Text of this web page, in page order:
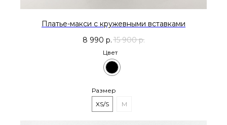
Платье-макси с кружевными вставками
8 990 р.15 900 р.
Цвет
Размер
XS/S
M